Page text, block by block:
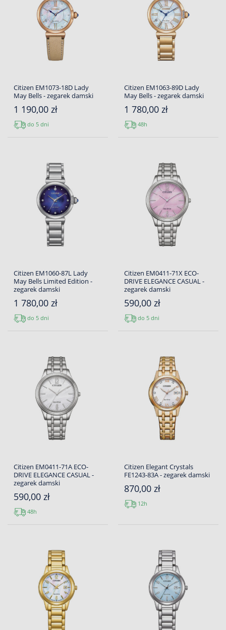
Citizen EM1073-18D Lady
May Bells - zegarek damski
1 190,00 zł
do 5 dni
Citizen EM1063-89D Lady
May Bells - zegarek damski
1 780,00 zł
48h
Citizen EM1060-87L Lady
May Bells Limited Edition -
zegarek damski
1 780,00 zł
do 5 dni
Citizen EM0411-71X ECO-
DRIVE ELEGANCE CASUAL -
zegarek damski
590,00 zł
do 5 dni
Citizen EM0411-71A ECO-
DRIVE ELEGANCE CASUAL -
zegarek damski
590,00 zł
48h
Citizen Elegant Crystals
FE1243-83A - zegarek damski
870,00 zł
12h